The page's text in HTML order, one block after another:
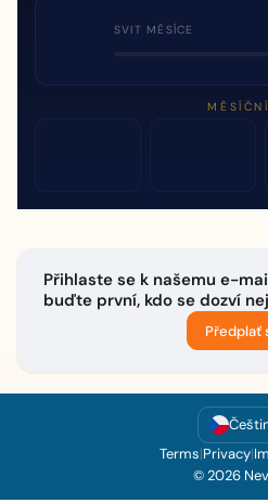
SVIT MĚSÍCE
Přihlaste se k našemu e-
buďte první, kdo se dozví
Předplať
Terms|Privacy|
© 2026